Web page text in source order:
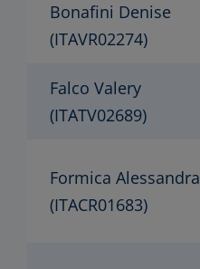
Bonafini Denise
(ITAVR02274)
Falco Valery
(ITATV02689)
Formica Alessandra
(ITACR01683)